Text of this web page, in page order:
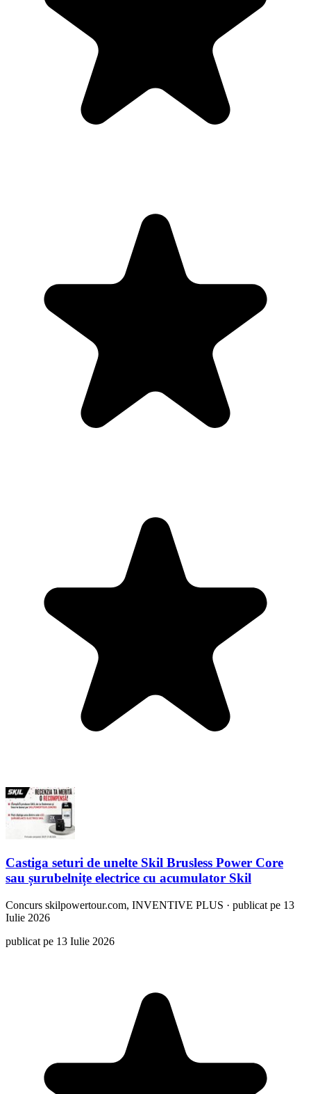
Castiga seturi de unelte Skil Brusless Power Core
sau șurubelnițe electrice cu acumulator Skil
Concurs skilpowertour.com, INVENTIVE PLUS · publicat pe 13
Iulie 2026
publicat pe 13 Iulie 2026